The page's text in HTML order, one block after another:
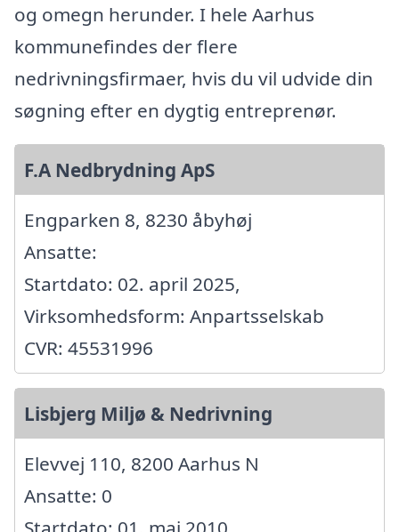
og omegn herunder. I hele Aarhus
kommunefindes der flere
nedrivningsfirmaer, hvis du vil udvide din
søgning efter en dygtig entreprenør.
F.A Nedbrydning ApS
Engparken 8, 8230 åbyhøj
Ansatte:
Startdato: 02. april 2025,
Virksomhedsform: Anpartsselskab
CVR: 45531996
Lisbjerg Miljø & Nedrivning
Elevvej 110, 8200 Aarhus N
Ansatte: 0